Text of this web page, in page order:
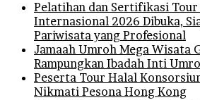
Pelatihan dan Sertifikasi Tour
Internasional 2026 Dibuka,
Pariwisata yang Profesional
Jamaah Umroh Mega Wisata
Rampungkan Ibadah Inti
Peserta Tour Halal
Nikmati Pesona Hong Kong